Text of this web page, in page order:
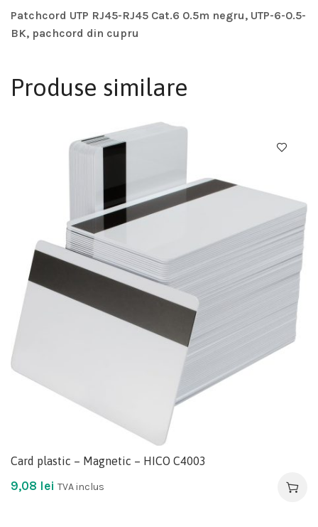
Patchcord UTP RJ45-RJ45 Cat.6 0.5m negru, UTP-6-0.5-
BK, pachcord din cupru
Produse similare
Card plastic – Magnetic – HICO C4003
9,08 lei TVA inclus